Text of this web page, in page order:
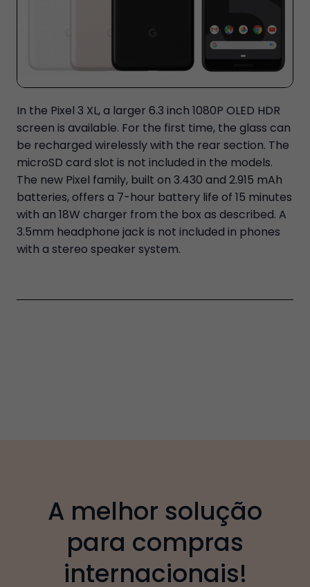
In the Pixel 3 XL, a larger 6.3 inch 1080P OLED HDR
screen is available. For the first time, the glass can
be recharged wirelessly with the rear section. The
microSD card slot is not included in the models.
The new Pixel family, built on 3.430 and 2.915 mAh
batteries, offers a 7-hour battery life of 15 minutes
with an 18W charger from the box as described. A
3.5mm headphone jack is not included in phones
with a stereo speaker system.
A melhor solução
para compras
internacionais!